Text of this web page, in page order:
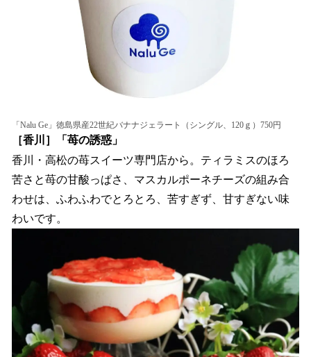
「Nalu Ge」徳島県産22世紀バナナジェラート（シングル、120ｇ）750円
［香川］「苺の誘惑」
香川・高松の苺スイーツ専門店から。ティラミスのほろ
苦さと苺の甘酸っぱさ、マスカルポーネチーズの組み合
わせは、ふわふわでとろとろ、苦すぎず、甘すぎない味
わいです。